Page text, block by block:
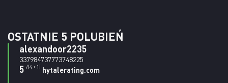
OSTATNIE 5 POLUBIEŃ
alexandoor2235
337984737773748225
5 /(4 + 1) hytalerating.com